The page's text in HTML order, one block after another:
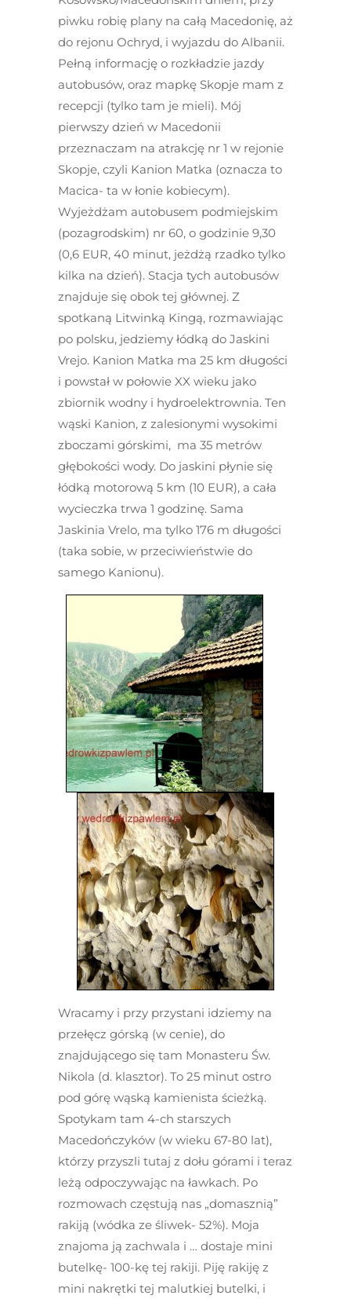
piwku robię plany na całą Macedonię, aż
do rejonu Ochryd, i wyjazdu do Albanii.
Pełną informację o rozkładzie jazdy
autobusów, oraz mapkę Skopje mam z
recepcji (tylko tam je mieli). Mój
pierwszy dzień w Macedonii
przeznaczam na atrakcję nr 1 w rejonie
Skopje, czyli Kanion Matka (oznacza to
Macica- ta w łonie kobiecym).
Wyjeżdżam autobusem podmiejskim
(pozagrodskim) nr 60, o godzinie 9,30
(0,6 EUR, 40 minut, jeżdżą rzadko tylko
kilka na dzień). Stacja tych autobusów
znajduje się obok tej głównej. Z
spotkaną Litwinką Kingą, rozmawiając
po polsku, jedziemy łódką do Jaskini
Vrejo. Kanion Matka ma 25 km długości
i powstał w połowie XX wieku jako
zbiornik wodny i hydroelektrownia. Ten
wąski Kanion, z zalesionymi wysokimi
zboczami górskimi, ma 35 metrów
głębokości wody. Do jaskini płynie się
łódką motorową 5 km (10 EUR), a cała
wycieczka trwa 1 godzinę. Sama
Jaskinia Vrelo, ma tylko 176 m długości
(taka sobie, w przeciwieństwie do
samego Kanionu).
Wracamy i przy przystani idziemy na
przełęcz górską (w cenie), do
znajdującego się tam Monasteru Św.
Nikola (d. klasztor). To 25 minut ostro
pod górę wąską kamienista ścieżką.
Spotykam tam 4-ch starszych
Macedończyków (w wieku 67-80 lat),
którzy przyszli tutaj z dołu górami i teraz
leżą odpoczywając na ławkach. Po
rozmowach częstują nas „domasznią”
rakiją (wódka ze śliwek- 52%). Moja
znajoma ją zachwala i … dostaje mini
butelkę- 100-kę tej rakiji. Piję rakiję z
mini nakrętki tej malutkiej butelki, i